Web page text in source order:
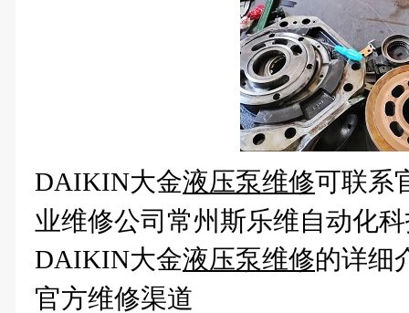
DAIKIN大金液压泵维修可联系
业维修公司常州斯乐维自动化
DAIKIN大金液压泵维修的详细
官方维修渠道